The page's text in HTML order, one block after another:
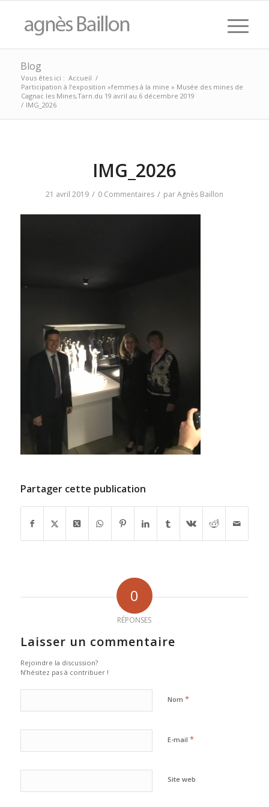
Blog
Vous êtes ici : Accueil /
Participation à l’exposition »femmes à la mine » Musée des mines de
Cagnac les Mines,Tarn.du 19 avril au 6 décembre 2019
/ IMG_2026
IMG_2026
21 avril 2019 / 0 Commentaires / parAgnès Baillon
Partager cette publication
0
RÉPONSES
Laisser un commentaire
Rejoindre la discussion?
N’hésitez pas à contribuer !
Nom *
E-mail *
Site web